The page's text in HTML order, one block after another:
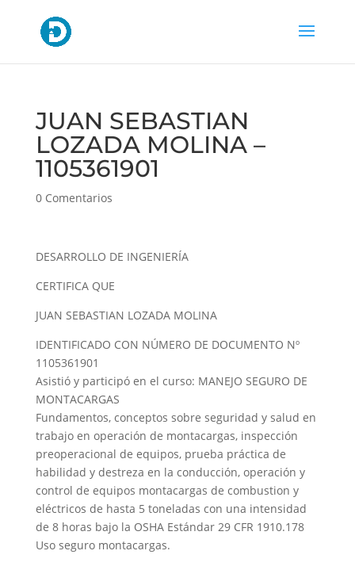
JUAN SEBASTIAN
LOZADA MOLINA –
1105361901
0 Comentarios
DESARROLLO DE INGENIERÍA
CERTIFICA QUE
JUAN SEBASTIAN LOZADA MOLINA
IDENTIFICADO CON NÚMERO DE DOCUMENTO Nº
1105361901
Asistió y participó en el curso: MANEJO SEGURO DE
MONTACARGAS
Fundamentos, conceptos sobre seguridad y salud en
trabajo en operación de montacargas, inspección
preoperacional de equipos, prueba práctica de
habilidad y destreza en la conducción, operación y
control de equipos montacargas de combustion y
eléctricos de hasta 5 toneladas con una intensidad
de 8 horas bajo la OSHA Estándar 29 CFR 1910.178
Uso seguro montacargas.